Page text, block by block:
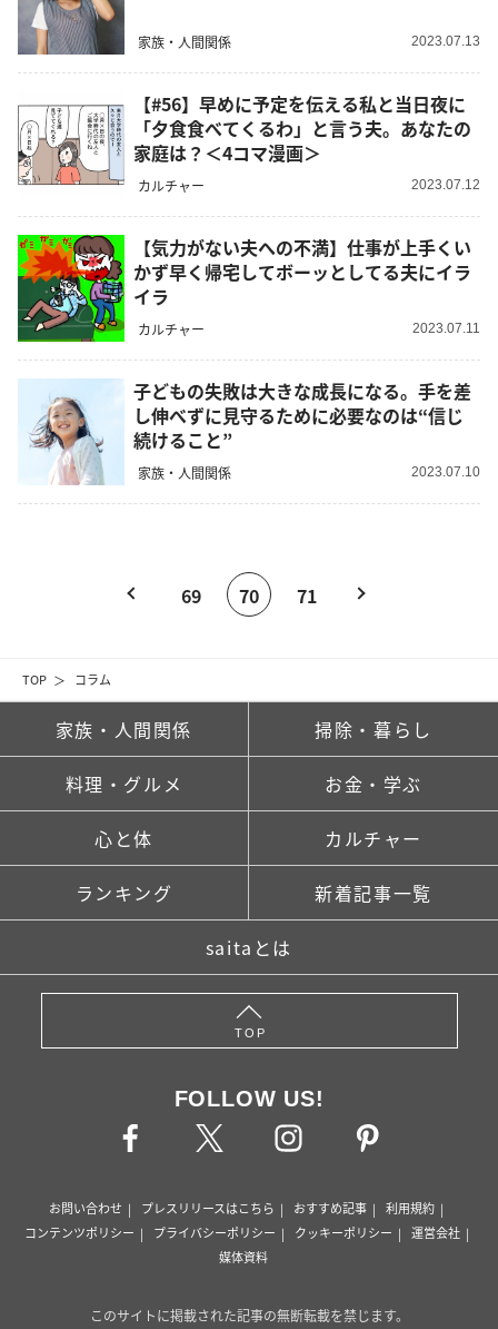
TOP コラム
家族・人間関係 2023.07.13
【#56】早めに予定を伝える私と当日夜に
「夕食食べてくるわ」と言う夫。あなたの
家庭は？＜4コマ漫画＞
カルチャー 2023.07.12
【気力がない夫への不満】仕事が上手くい
かず早く帰宅してボーッとしてる夫にイラ
イラ
カルチャー 2023.07.11
子どもの失敗は大きな成長になる。手を差
し伸べずに見守るために必要なのは“信じ
続けること”
家族・人間関係 2023.07.10
69 70 71
家族・人間関係 掃除・暮らし
料理・グルメ お金・学ぶ
心と体 カルチャー
ランキング 新着記事一覧
saitaとは
TOP
FOLLOW US!
お問い合わせ プレスリリースはこちら おすすめ記事
利用規約
コンテンツポリシー
プライバシーポリシー クッキーポリシー
運営会社
媒体資料
このサイトに掲載された記事の無断転載を禁じます。